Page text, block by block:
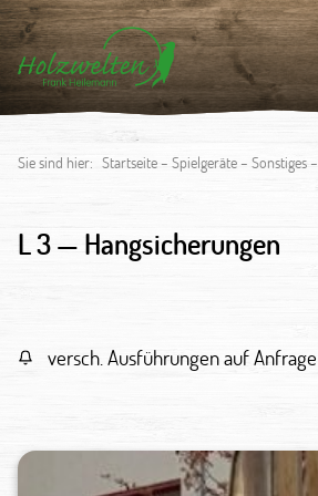
Sie sind hier: Startseite– Spielgeräte– Sonstiges–
L 3 — Hangsicherungen
versch. Ausführungen auf Anfrage